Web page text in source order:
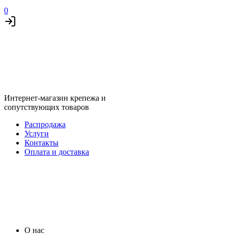
0
Интернет-магазин крепежа и
сопутствующих товаров
Распродажа
Услуги
Контакты
Оплата и доставка
О нас